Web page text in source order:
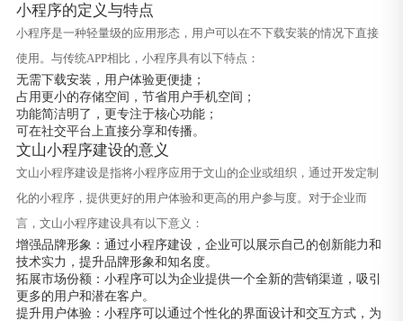
小程序的定义与特点
小程序是一种轻量级的应用形态，用户可以在不下载安装的情况下直接
使用。与传统APP相比，小程序具有以下特点：
无需下载安装，用户体验更便捷；
占用更小的存储空间，节省用户手机空间；
功能简洁明了，更专注于核心功能；
可在社交平台上直接分享和传播。
文山小程序建设的意义
文山小程序建设是指将小程序应用于文山的企业或组织，通过开发定制
化的小程序，提供更好的用户体验和更高的用户参与度。对于企业而
言，文山小程序建设具有以下意义：
增强品牌形象：通过小程序建设，企业可以展示自己的创新能力和
技术实力，提升品牌形象和知名度。
拓展市场份额：小程序可以为企业提供一个全新的营销渠道，吸引
更多的用户和潜在客户。
提升用户体验：小程序可以通过个性化的界面设计和交互方式，为